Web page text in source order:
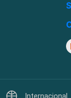
Internacional